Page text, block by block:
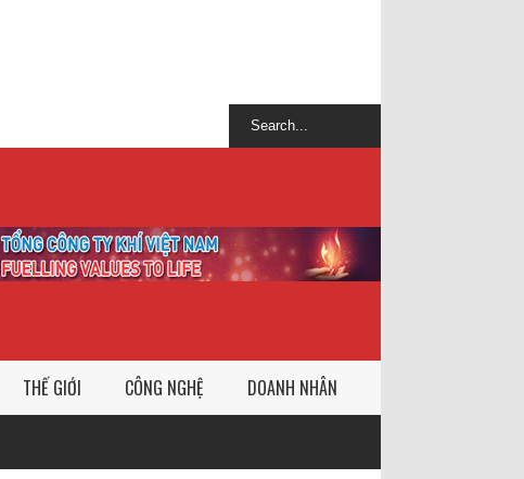
THẾ GIỚI CÔNG NGHỆ DOANH NHÂN